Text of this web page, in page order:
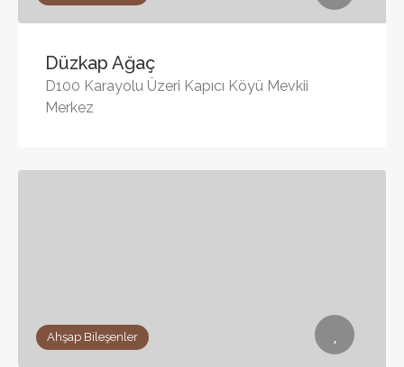
Düzkap Ağaç
D100 Karayolu Üzeri Kapıcı Köyü Mevkii
Merkez
Ahşap Bileşenler